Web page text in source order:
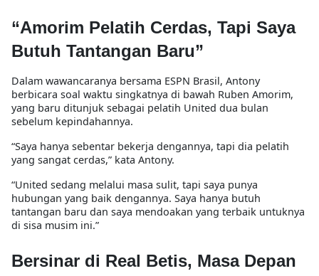
“Amorim Pelatih Cerdas, Tapi Saya
Butuh Tantangan Baru”
Dalam wawancaranya bersama ESPN Brasil, Antony
berbicara soal waktu singkatnya di bawah Ruben Amorim,
yang baru ditunjuk sebagai pelatih United dua bulan
sebelum kepindahannya.
“Saya hanya sebentar bekerja dengannya, tapi dia pelatih
yang sangat cerdas,” kata Antony.
“United sedang melalui masa sulit, tapi saya punya
hubungan yang baik dengannya. Saya hanya butuh
tantangan baru dan saya mendoakan yang terbaik untuknya
di sisa musim ini.”
Bersinar di Real Betis, Masa Depan